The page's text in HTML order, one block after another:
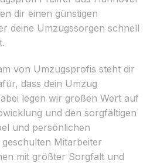
dir einen günstigen
deine Umzugssorgen schnell
von Umzugsprofis steht dir
dass dein Umzug
legen wir großen Wert auf
und den sorgfältigen
und persönlichen
Mitarbeiter
mit größter Sorgfalt und